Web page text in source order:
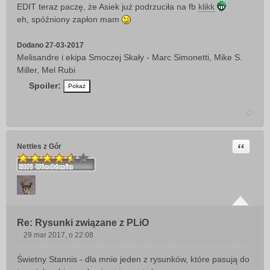
EDIT teraz paczę, że Asiek już podrzuciła na fb klikk
eh, spóźniony zapłon mam
Dodano 27-03-2017
Melisandre i ekipa Smoczej Skały - Marc Simonetti, Mike S.
Miller, Mel Rubi
Spoiler:
Nettles z Gór
Re: Rysunki związane z PLiO
Cytuj
s
29 mar 2017, o 22:08
Świetny Stannis - dla mnie jeden z rysunków, które pasują do